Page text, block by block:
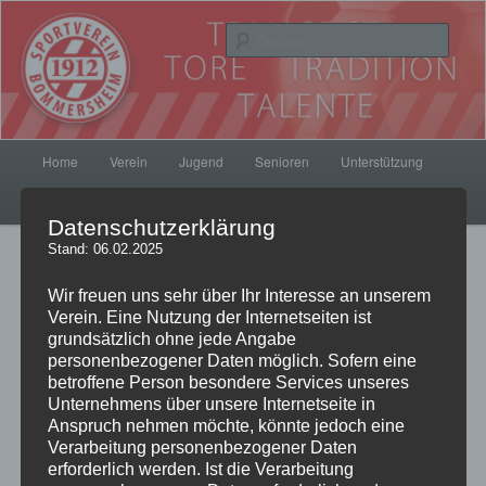
Inhalt
wechseln
SV Bommersheim 1912
Home Verein Jugend Senioren Unterstützung
Navigation
Aus der Presse: Wer pflegt
das Grün?
Veröffentlicht am 21. November 2012vonpillepalle
Datenschutzerklärung
Stand: 06.02.2025
Wir freuen uns sehr über Ihr Interesse an unserem
Verein. Eine Nutzung der Internetseiten ist
grundsätzlich ohne jede Angabe
personenbezogener Daten möglich. Sofern eine
betroffene Person besondere Services unseres
Unternehmens über unsere Internetseite in
Anspruch nehmen möchte, könnte jedoch eine
Verarbeitung personenbezogener Daten
erforderlich werden. Ist die Verarbeitung